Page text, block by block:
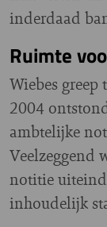
inderdaad
Ruimte
Wiebes greep
2004
ambtelijke
Veelzeggend
notitie
inhoudelijk